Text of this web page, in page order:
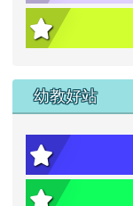
幼教好站